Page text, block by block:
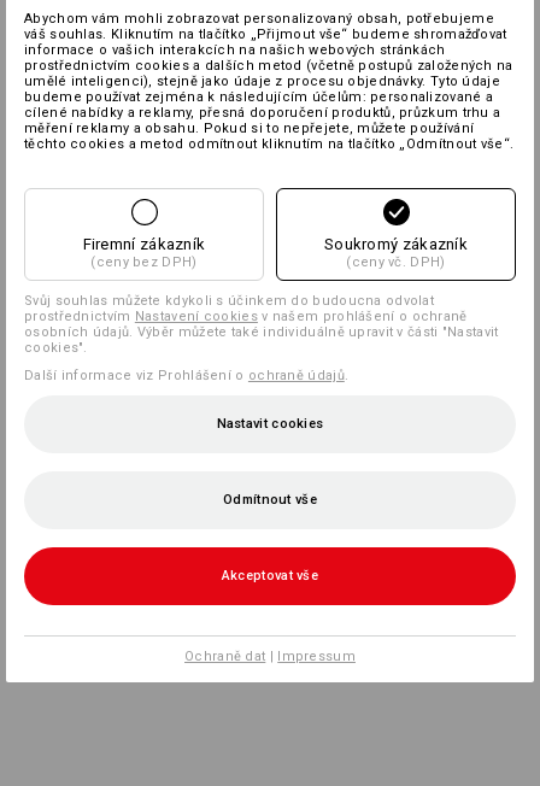
Abychom vám mohli zobrazovat personalizovaný obsah, potřebujeme
váš souhlas. Kliknutím na tlačítko „Přijmout vše“ budeme shromažďovat
informace o vašich interakcích na našich webových stránkách
prostřednictvím cookies a dalších metod (včetně postupů založených na
umělé inteligenci), stejně jako údaje z procesu objednávky. Tyto údaje
budeme používat zejména k následujícím účelům: personalizované a
cílené nabídky a reklamy, přesná doporučení produktů, průzkum trhu a
měření reklamy a obsahu. Pokud si to nepřejete, můžete používání
těchto cookies a metod odmítnout kliknutím na tlačítko „Odmítnout vše“.
Firemní zákazník
(ceny bez DPH)
Soukromý zákazník
(ceny vč. DPH)
Svůj souhlas můžete kdykoli s účinkem do budoucna odvolat
prostřednictvím Nastavení cookiesv našem prohlášení o ochraně
osobních údajů. Výběr můžete také individuálně upravit v části "Nastavit
cookies".
Další informace viz Prohlášení o ochraně údajů.
Nastavit cookies
Odmítnout vše
Akceptovat vše
Ochraně dat | Impressum